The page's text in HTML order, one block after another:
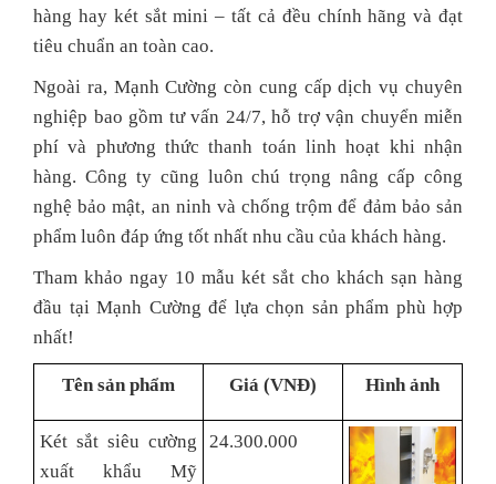
hàng hay két sắt mini – tất cả đều chính hãng và đạt
tiêu chuẩn an toàn cao.
Ngoài ra, Mạnh Cường còn cung cấp dịch vụ chuyên
nghiệp bao gồm tư vấn 24/7, hỗ trợ vận chuyển miễn
phí và phương thức thanh toán linh hoạt khi nhận
hàng. Công ty cũng luôn chú trọng nâng cấp công
nghệ bảo mật, an ninh và chống trộm để đảm bảo sản
phẩm luôn đáp ứng tốt nhất nhu cầu của khách hàng.
Tham khảo ngay 10 mẫu két sắt cho khách sạn hàng
đầu tại Mạnh Cường để lựa chọn sản phẩm phù hợp
nhất!
Tên sản phẩm Giá (VNĐ) Hình ảnh
Két sắt siêu cường
xuất khẩu Mỹ
24.300.000